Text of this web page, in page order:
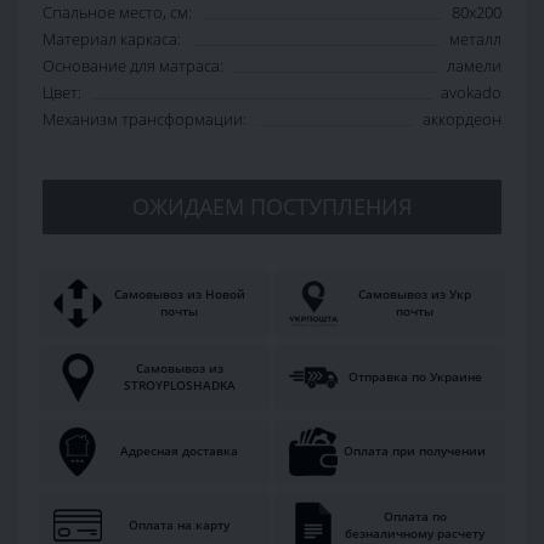
Спальное место, см:
80х200
Материал каркаса:
металл
Основание для матраса:
ламели
Цвет:
avokado
Механизм трансформации:
аккордеон
ОЖИДАЕМ ПОСТУПЛЕНИЯ
Самовывоз из Новой
почты
Самовывоз из Укр
почты
Самовывоз из
STROYPLOSHADKA
Отправка по Украине
Адресная доставка Оплата при получении
Оплата на карту
Оплата по
безналичному расчету